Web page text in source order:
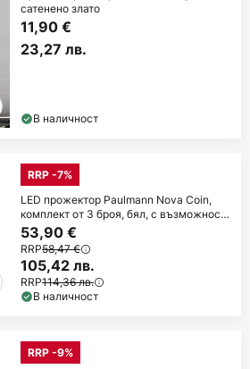
сатенено злато
11,90 €
23,27 лв.
В наличност
RRP -7%
LED прожектор Paulmann Nova Coin,
комплект от 3 броя, бял, с възможност
за
53,90 €
RRP58,47 €
105,42 лв.
RRP114,36 лв.
В наличност
RRP -9%